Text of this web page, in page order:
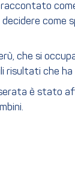
come
che si
risultati che
serata è